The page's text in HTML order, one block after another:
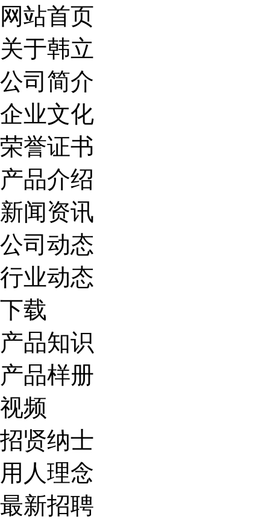
网站首页
关于韩立
公司简介
企业文化
荣誉证书
产品介绍
新闻资讯
公司动态
行业动态
下载
产品知识
产品样册
视频
招贤纳士
用人理念
最新招聘